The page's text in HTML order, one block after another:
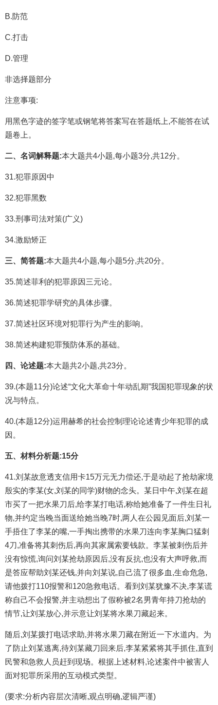
B.防范
C.打击
D.管理
非选择题部分
注意事项:
用黑色字迹的签字笔或钢笔将答案写在答题纸上,不能答在试
题卷上。
二、名词解释题:本大题共4小题,每小题3分,共12分。
31.犯罪原因中
32.犯罪黑数
33.刑事司法对策(广义)
34.激励矫正
三、简答题:本大题共4小题,每小题5分,共20分。
35.简述菲利的犯罪原因三元论。
36.简述犯罪学研究的具体步骤。
37.简述社区环境对犯罪行为产生的影响。
38.简述构建犯罪预防体系的基础。
四、论述题:本大题共2小题,共23分。
39.(本题11分)论述“文化大革命十年动乱期”我国犯罪现象的状
况与特点。
40.(本题12分)运用赫希的社会控制理论论述青少年犯罪的成
因。
五、材料分析题:15分
41.刘某故意透支信用卡15万元无力偿还,于是动起了抢劫家境
殷实的李某(女,刘某的同学)财物的念头。某日中午,刘某在超
市买了一把水果刀后,给李某打电话,称给她准备了一件生日礼
物,并约定当晚当面送给她当晚7时,两人在公园见面后,刘某一
手捂住了李某的嘴,一手掏出携带的水果刀连向李某胸口猛刺
4刀,准备将其刺伤后,再向其家属索要钱款。李某被刺伤后并
没有惊慌,询问刘某抢劫原因后,没有反抗,也没有大声呼救,而
是答应帮助刘某还钱,并向刘某说,自己流了很多血,生命危急,
请他拨打110报警和120急救电话。看到刘某犹豫不决,李某谎
称自己不会报警,并主动想出了假称被2名男青年持刀抢劫的
情节,让刘某放心,并示意让刘某将水果刀藏起来。
随后,刘某拨打电话求助,并将水果刀藏在附近一下水道内。为
了防止刘某逃离,待刘某藏刀回来后,李某紧紧将其手抓住,直到
民警和急救人员赶到现场。根据上述材料,论述案件中被害人
面对犯罪所采用的互动模式类型。
(要求:分析内容层次清晰,观点明确,逻辑严谨)